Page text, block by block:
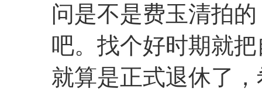
问是不是费玉清拍
吧。找个好时期就
就算是正式退休了